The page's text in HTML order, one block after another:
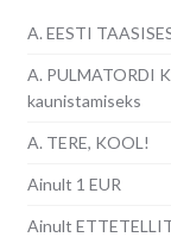
A. EESTI
A. PULMATORDI
kaunistamiseks
A. TERE, KOOL!
Ainult 1 EUR
Ainult